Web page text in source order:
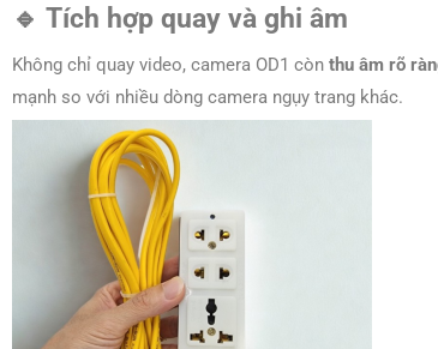
🔹 Tích hợp quay và ghi âm
Không chỉ quay video, camera OD1 còn thu âm rõ
mạnh so với nhiều dòng camera ngụy trang khác.